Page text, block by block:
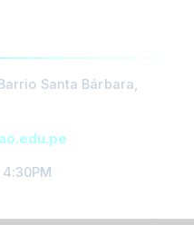
Santa Bárbara,